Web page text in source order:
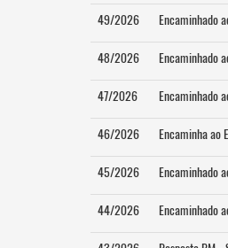
49/2026 Encaminhado
48/2026 Encaminhado
47/2026 Encaminhado
46/2026 Encaminha ao
45/2026 Encaminhado
44/2026 Encaminhado